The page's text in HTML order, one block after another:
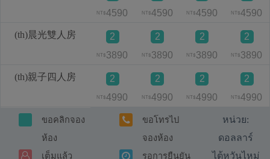
(th)晨光雙人房
(th)親子四人房
NT$4590 NT$4590 NT$4590 NT$4590
2
NT$ 3890
2
NT$ 3890
2
NT$ 3890
2
NT$ 3890
2
NT$4990
2
NT$4990
2
NT$4990
2
NT$4990
ขอคลิกจอง
ห้อง
ขอโทรไป
จองห้อง
เต็มแล้ว
รอการยืนยัน
หน่วย:
ดอลลาร์
ไต้หวันไหม่